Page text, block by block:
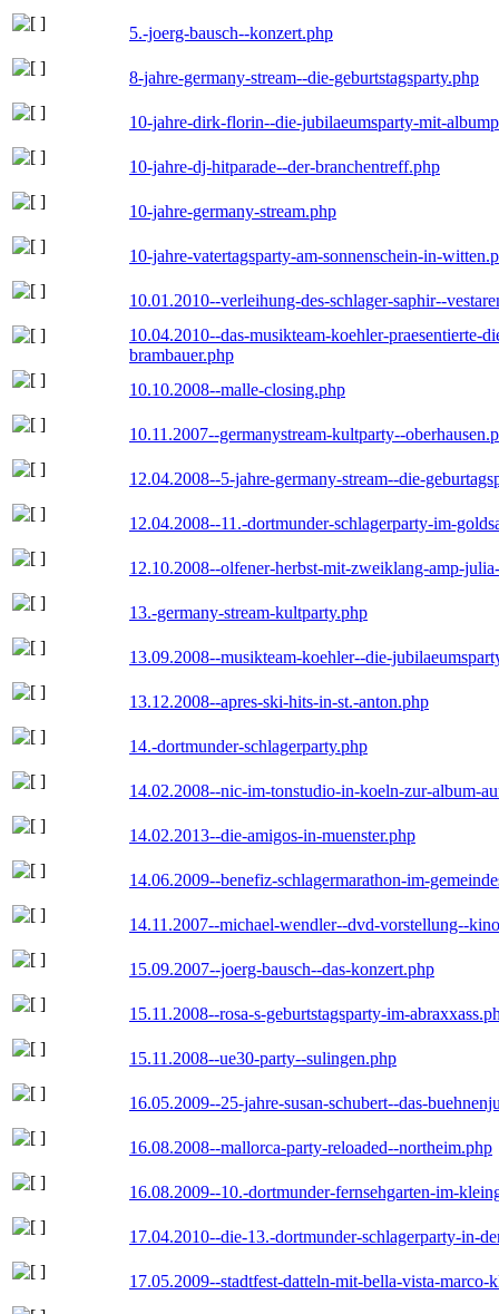
5.-joerg-bausch--konzert.php
8-jahre-germany-stream--die-geburtstagsparty.php
10-jahre-dirk-florin--die-jubilaeumsparty-mit-
10-jahre-dj-hitparade--der-branchentreff.php
10-jahre-germany-stream.php
10-jahre-vatertagsparty-am-sonnenschein-in-
10.01.2010--verleihung-des-schlager-saphir--
10.04.2010--das-musikteam-koehler-praesentierte-
brambauer.php
10.10.2008--malle-closing.php
10.11.2007--germanystream-kultparty--
12.04.2008--5-jahre-germany-stream--die-
12.04.2008--11.-dortmunder-schlagerparty-im-
12.10.2008--olfener-herbst-mit-zweiklang-amp-
13.-germany-stream-kultparty.php
13.09.2008--musikteam-koehler--die-
13.12.2008--apres-ski-hits-in-st.-anton.php
14.-dortmunder-schlagerparty.php
14.02.2008--nic-im-tonstudio-in-koeln-zur-album-
14.02.2013--die-amigos-in-muenster.php
14.06.2009--benefiz-schlagermarathon-im-
14.11.2007--michael-wendler--dvd-vorstellung--
15.09.2007--joerg-bausch--das-konzert.php
15.11.2008--rosa-s-geburtstagsparty-im-
15.11.2008--ue30-party--sulingen.php
16.05.2009--25-jahre-susan-schubert--das-
16.08.2008--mallorca-party-reloaded--northeim.php
16.08.2009--10.-dortmunder-fernsehgarten-im-
17.04.2010--die-13.-dortmunder-schlagerparty-in-
17.05.2009--stadtfest-datteln-mit-bella-vista-marco-